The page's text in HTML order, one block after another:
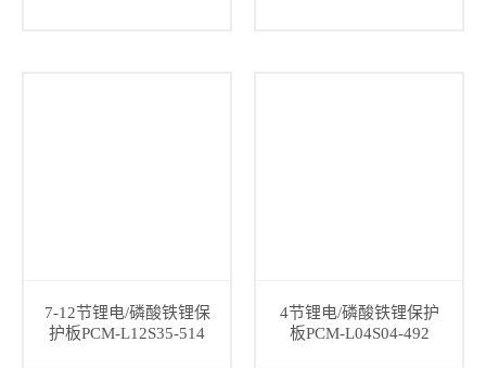
7-12节锂电/磷酸铁锂保
护板PCM-L12S35-514
4节锂电/磷酸铁锂保护
板PCM-L04S04-492